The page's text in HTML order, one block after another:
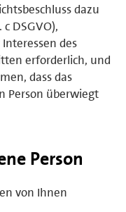
dazu
DSGVO),
des
erforderlich, und
dass das
Person überwiegt
Person
von Ihnen